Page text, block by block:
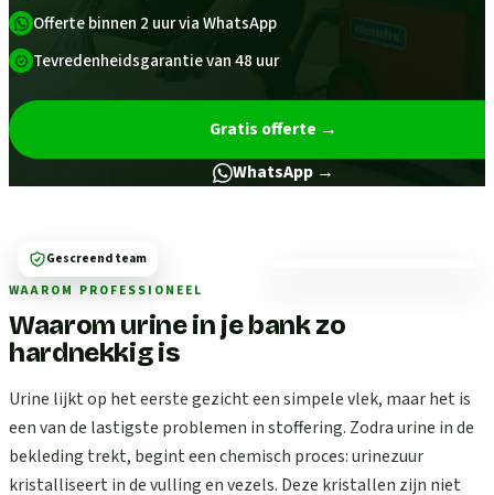
Offerte binnen 2 uur via WhatsApp
Tevredenheidsgarantie van 48 uur
Gratis offerte →
WhatsApp →
WAAROM PROFESSIONEEL
Waarom urine in je bank zo
hardnekkig is
Urine lijkt op het eerste gezicht een simpele vlek, maar het is
een van de lastigste problemen in stoffering. Zodra urine in de
bekleding trekt, begint een chemisch proces: urinezuur
kristalliseert in de vulling en vezels. Deze kristallen zijn niet
Gescreend team